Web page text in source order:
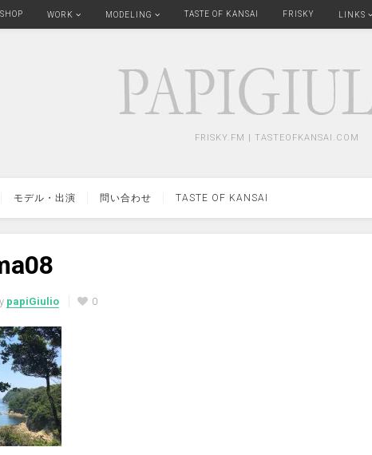
WORK MODELING TASTE OF KANSAI FRISKY LINKS
FRISKY.FM | TASTEOFKANSAI.COM
モデル・出演 問い合わせ TASTE OF KANSAI
papiGiulio 0